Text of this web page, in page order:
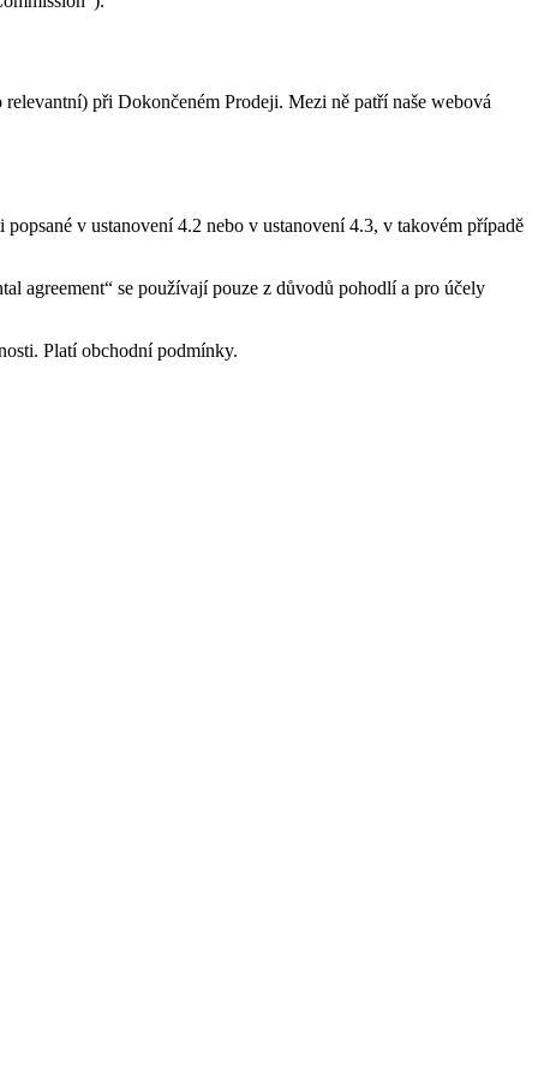
při Dokončeném Prodeji. Mezi ně patří naše webová
v ustanovení 4.2 nebo v ustanovení 4.3, v takovém případě
agreement“ se používají pouze z důvodů pohodlí a pro účely
Platí obchodní podmínky.